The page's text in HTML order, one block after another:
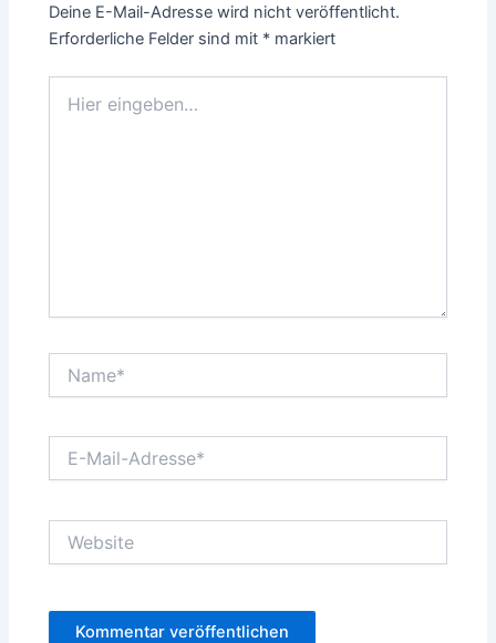
Deine E-Mail-Adresse wird nicht veröffentlicht.
Erforderliche Felder sind mit * markiert
eingeben…
Mail-